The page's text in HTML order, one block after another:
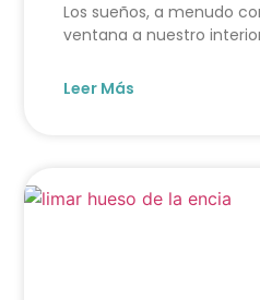
Los sueños, a menudo
ventana a nuestro
Leer Más